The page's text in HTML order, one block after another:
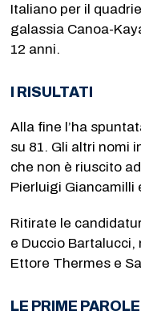
Italiano per il
galassia Canoa-
12 anni.
I RISULTATI
Alla fine l’ha
su 81. Gli altri nomi
che non è riuscito
Pierluigi Giancamilli
Ritirate le
e Duccio
Ettore Thermes e
LE PRIME